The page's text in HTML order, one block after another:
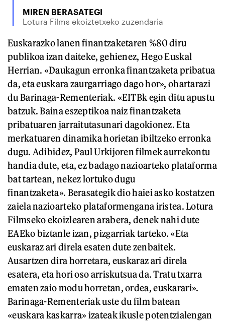
MIREN BERASATEGI
Lotura Films ekoiztetxeko zuzendaria
Euskarazko lanen finantzaketaren %80 diru
publikoa izan daiteke, gehienez, Hego Euskal
Herrian. «Daukagun erronka finantzaketa pribatua
da, eta euskara zaurgarriago dago hor», ohartarazi
du Barinaga-Rementeriak. «EITBk egin ditu apustu
batzuk. Baina eszeptikoa naiz finantzaketa
pribatuaren jarraitutasunari dagokionez. Eta
merkatuaren dinamika horietan ibiltzeko erronka
dugu. Adibidez, Paul Urkijoren filmek aurrekontu
handia dute, eta, ez badago nazioarteko plataforma
bat tartean, nekez lortuko dugu
finantzaketa». Berasategik dio haiei asko kostatzen
zaiela nazioarteko plataformengana iristea. Lotura
Filmseko ekoizlearen arabera, denek nahi dute
EAEko biztanle izan, pizgarriak tarteko. «Eta
euskaraz ari direla esaten dute zenbaitek.
Ausartzen dira horretara, euskaraz ari direla
esatera, eta hori oso arriskutsua da. Tratu txarra
ematen zaio modu horretan, ordea, euskarari».
Barinaga-Rementeriak uste du film batean
«euskara kaskarra» izateak ikusle potentzialengan